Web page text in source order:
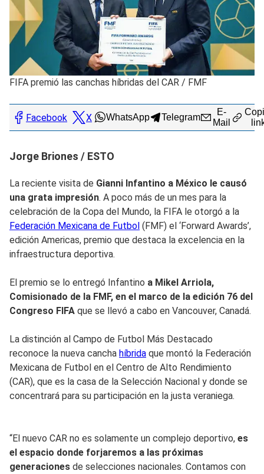
FIFA premió las canchas híbridas del CAR / FMF
Facebook X WhatsApp Telegram
E-
Mail
Jorge Briones / ESTO
La reciente visita de Gianni Infantino a México le causó
una grata impresión. A poco más de un mes para la
celebración de la Copa del Mundo, la FIFA le otorgó a la
Federación Mexicana de Futbol (FMF) el ‘Forward Awards’,
edición Americas, premio que destaca la excelencia en la
infraestructura deportiva.
El premio se lo entregó Infantino a Mikel Arriola,
Comisionado de la FMF, en el marco de la edición 76 del
Congreso FIFA que se llevó a cabo en Vancouver, Canadá.
La distinción al Campo de Futbol Más Destacado
reconoce la nueva cancha híbrida que montó la Federación
Mexicana de Futbol en el Centro de Alto Rendimiento
(CAR), que es la casa de la Selección Nacional y donde se
concentrará para su participación en la justa veraniega.
“El nuevo CAR no es solamente un complejo deportivo, es
el espacio donde forjaremos a las próximas
generaciones de selecciones nacionales. Contamos con